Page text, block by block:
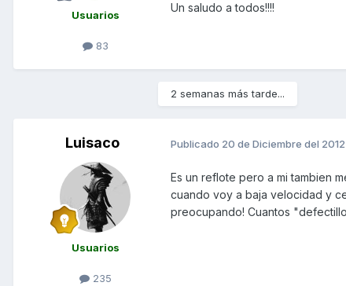
Usuarios
83
Un saludo a todos!!!!
2 semanas más tarde...
Luisaco
Usuarios
235
Publicado 20 de Diciembre del 2012
Es un reflote pero a mi tambien
cuando voy a baja velocidad y
preocupando! Cuantos